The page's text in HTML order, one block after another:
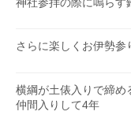
さらに楽しくお伊勢
横綱が土俵入りで締め
仲間入りして4年